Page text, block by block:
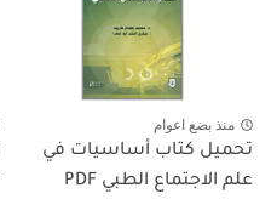
منذ بضع اعوام
تحميل كتاب أساسيات في
علم الاجتماع الطبي PDF